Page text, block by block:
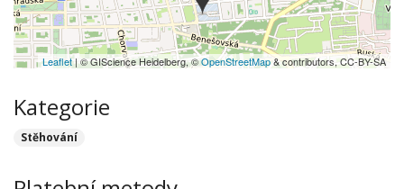
Leaflet| © GIScience Heidelberg, ©OpenStreetMap& contributors, CC-BY-SA
Kategorie
Stěhování